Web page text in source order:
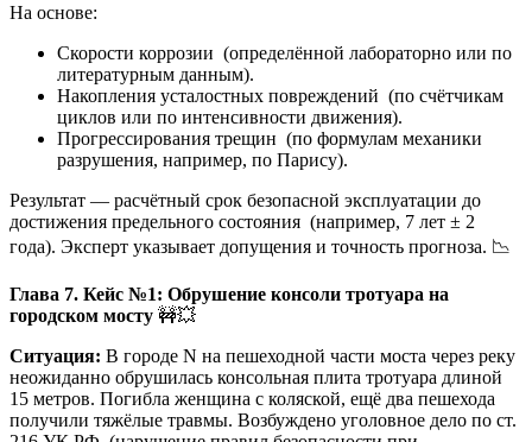
На основе:
Скорости коррозии (определённой лабораторно или по
литературным данным).
Накопления усталостных повреждений (по счётчикам
циклов или по интенсивности движения).
Прогрессирования трещин (по формулам механики
разрушения, например, по Парису).
Результат — расчётный срок безопасной эксплуатации до
достижения предельного состояния (например, 7 лет ± 2
года). Эксперт указывает допущения и точность прогноза. 📉
Глава 7. Кейс №1: Обрушение консоли тротуара на
городском мосту 🚧💥
Ситуация: В городе N на пешеходной части моста через реку
неожиданно обрушилась консольная плита тротуара длиной
15 метров. Погибла женщина с коляской, ещё два пешехода
получили тяжёлые травмы. Возбуждено уголовное дело по ст.